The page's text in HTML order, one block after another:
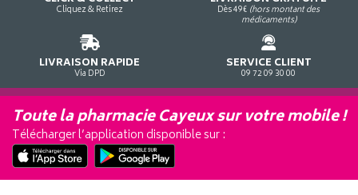
Cliquez & Retirez Dès 49€ (hors montant des
médicaments)
LIVRAISON RAPIDE
Via DPD
SERVICE CLIENT
09 72 09 30 00
Toute la pharmacie Cayeux sur votre mobile !
Télécharger l’application disponible sur :